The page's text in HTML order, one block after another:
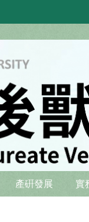
產硏發展 實